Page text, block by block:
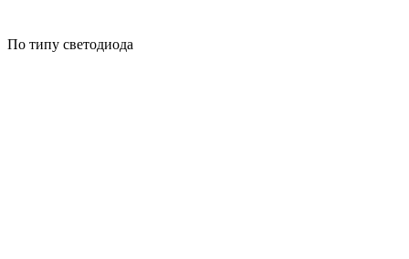
По типу светодиода